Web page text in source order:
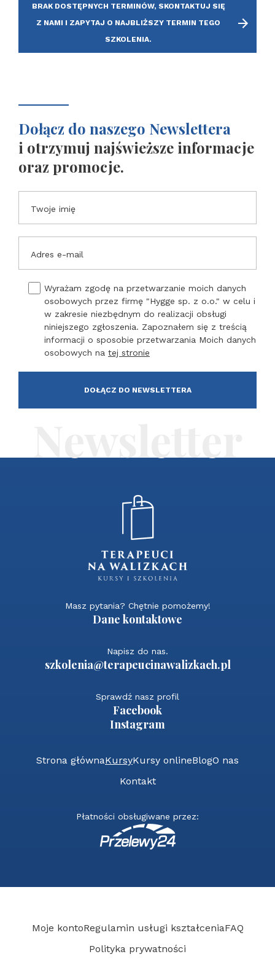
BRAK DOSTĘPNYCH TERMINÓW, SKONTAKTUJ SIĘ
Z NAMI I ZAPYTAJ O NAJBLIŻSZY TERMIN TEGO
SZKOLENIA.
Dołącz do naszego Newslettera
i otrzymuj najświeższe informacje
oraz promocje.
Twoje imię
Adres e-mail
Wyrażam zgodę na przetwarzanie moich danych
osobowych przez firmę "Hygge sp. z o.o." w celu i
w zakresie niezbędnym do realizacji obsługi
niniejszego zgłoszenia. Zapoznałem się z treścią
informacji o sposobie przetwarzania Moich danych
osobowych na tej stronie
Masz pytania? Chętnie pomożemy!
Dane kontaktowe
Napisz do nas.
szkolenia@terapeucinawalizkach.pl
Sprawdź nasz profil
Facebook
Instagram
Strona głównaKursyKursy onlineBlogO nas
Kontakt
Płatności obsługiwane przez:
Moje kontoRegulamin usługi kształceniaFAQ
Polityka prywatności